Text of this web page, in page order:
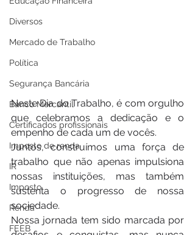
Diversos
Mercado de Trabalho
Política
Segurança Bancária
Banco Mercantil
Certificados profissionais
Imposto de renda
IR
Imposto
Renda
FEEB
Neste Dia do Trabalho, é com orgulho
que celebramos a dedicação e o
empenho de cada um de vocês.
Juntos, construímos uma força de
trabalho que não apenas impulsiona
nossas instituições, mas também
sustenta o progresso de nossa
sociedade.
Nossa jornada tem sido marcada por